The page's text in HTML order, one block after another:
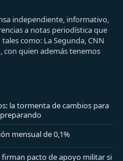
independiente, informativo,
a notas periodística que
como: La Segunda, CNN
con quien además tenemos
la tormenta de cambios para
mensual de 0,1%
firman pacto de apoyo militar si